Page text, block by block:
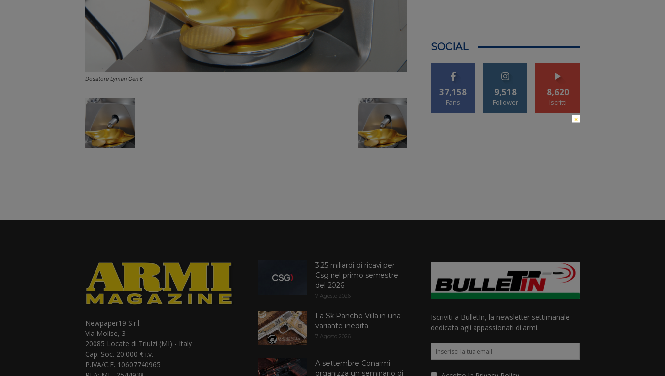
Dosatore Lyman Gen 6
SOCIAL
37,158
Fans
9,518
Follower
8,620
Iscritti
Newpaper19 S.r.l.
Via Molise, 3
20085 Locate di Triulzi (MI) - Italy
Cap. Soc. 20.000 € i.v.
P.IVA/C.F. 10607740965
3,25 miliardi di ricavi per
Csg nel primo semestre
del 2026
7 Agosto 2026
La Sk Pancho Villa in una
variante inedita
7 Agosto 2026
A settembre Conarmi
organizza un seminario di
Iscriviti a BulletIn, la newsletter settimanale
dedicata agli appassionati di armi.
×